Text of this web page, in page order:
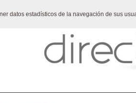
datos estadísticos de la navegación de sus